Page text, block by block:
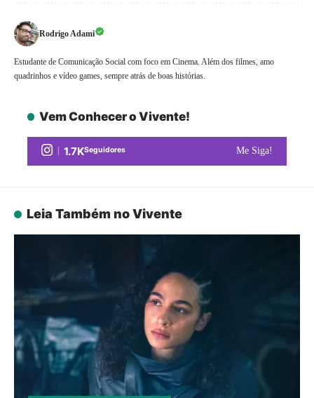
Rodrigo Adami
Estudante de Comunicação Social com foco em Cinema. Além dos filmes, amo
quadrinhos e vídeo games, sempre atrás de boas histórias.
Vem Conhecer o Vivente!
1.7KSeguidores Me Siga!
Leia Também no Vivente